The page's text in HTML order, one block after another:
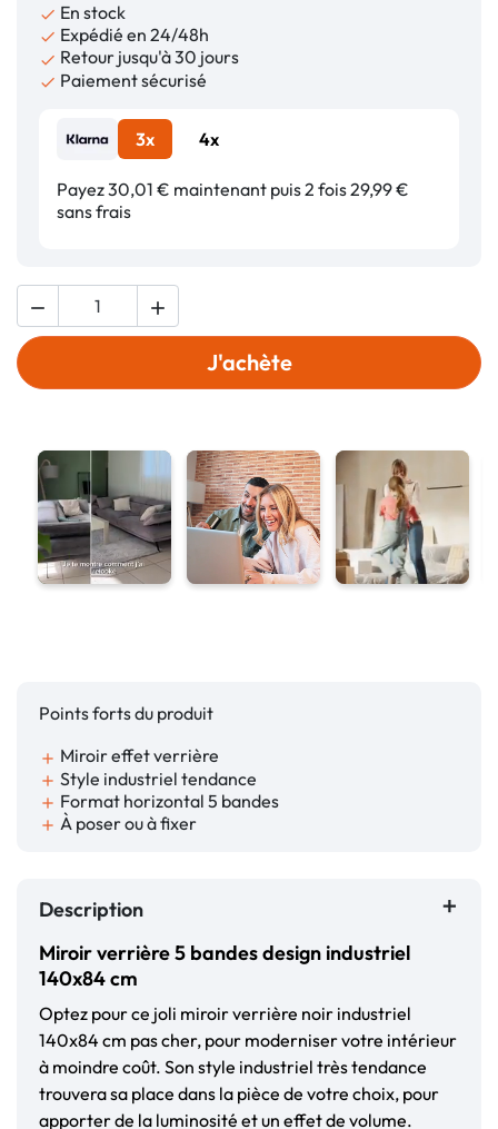
 En stock
 Expédié en 24/48h
 Retour jusqu'à 30 jours
 Paiement sécurisé
3x 4x
Payez 30,01 € maintenant puis 2 fois 29,99 €
sans frais
 
J'achète
Points forts du produit
add Miroir effet verrière
add Style industriel tendance
add Format horizontal 5 bandes
add À poser ou à fixer
Description
Miroir verrière 5 bandes design industriel
140x84 cm
Optez pour ce joli miroir verrière noir industriel
140x84 cm pas cher, pour moderniser votre intérieur
à moindre coût. Son style industriel très tendance
trouvera sa place dans la pièce de votre choix, pour
apporter de la luminosité et un effet de volume.